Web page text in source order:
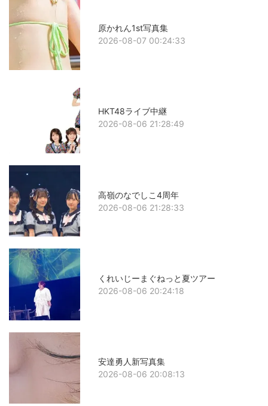
原かれん1st写真集
2026-08-07 00:24:33
HKT48ライブ中継
2026-08-06 21:28:49
高嶺のなでしこ4周年
2026-08-06 21:28:33
くれいじーまぐねっと夏ツアー
2026-08-06 20:24:18
安達勇人新写真集
2026-08-06 20:08:13